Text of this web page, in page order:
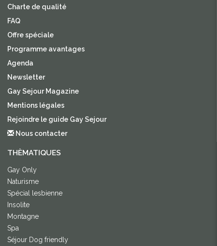
Charte de qualité
FAQ
Offre spéciale
Programme avantages
Agenda
Newsletter
Gay Sejour Magazine
Mentions légales
Rejoindre le guide Gay Sejour
Nous contacter
THÈMATIQUES
Gay Only
Naturisme
Spécial lesbienne
Insolite
Montagne
Spa
Séjour Dog friendly